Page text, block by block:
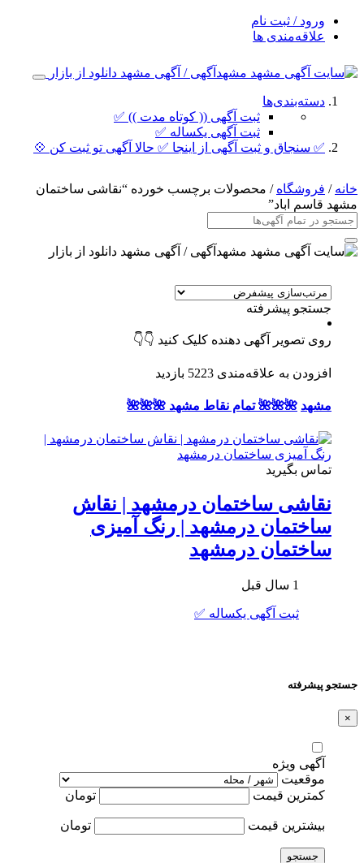
ورود / ثبت نام
علاقه‌مندی ها
دسته‌بندی‌ها
ثبت آگهی (( کوتاه مدت )) ✅
ثبت آگهی یکساله ✅
✅ سنجاق و ثبت آگهی از اینجا ✅ حالا آگهی تو ثبت کن 💠
خانه / فروشگاه / محصولات برچسب خورده “نقاشی ساختمان
مشهد قاسم اباد”
جستجو پیشرفته
روی تصویر آگهی دهنده کلیک کنید 👇👇
افزودن به علاقه‌مندی 5223 بازدید
مشهد 🌺🌺🌺 تمام نقاط مشهد 🌺🌺🌺
تماس بگیرید
نقاشی ساختمان درمشهد | نقاش
ساختمان درمشهد | رنگ آمیزی
ساختمان درمشهد
1 سال قبل
ثبت آگهی یکساله ✅
جستجو پیشرفته
×
آگهی ویژه
موقعیت
کمترین قیمت
تومان
بیشترین قیمت تومان
جستجو